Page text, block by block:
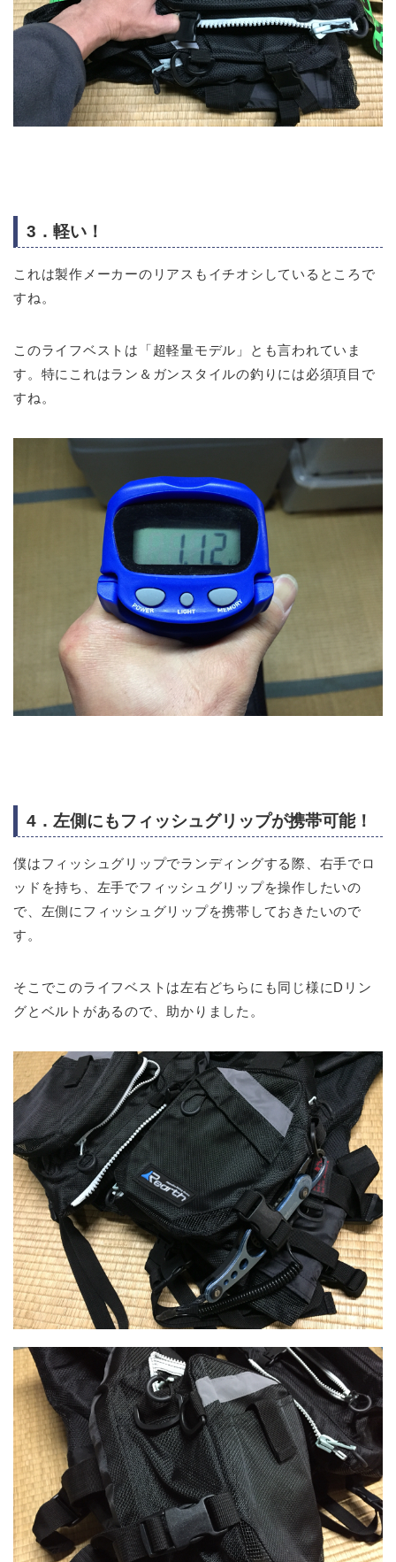
3．軽い！
これは製作メーカーのリアスもイチオシしているところで
すね。
このライフベストは「超軽量モデル」とも言われていま
す。特にこれはラン＆ガンスタイルの釣りには必須項目で
すね。
4．左側にもフィッシュグリップが携帯可能！
僕はフィッシュグリップでランディングする際、右手でロ
ッドを持ち、左手でフィッシュグリップを操作したいの
で、左側にフィッシュグリップを携帯しておきたいので
す。
そこでこのライフベストは左右どちらにも同じ様にDリン
グとベルトがあるので、助かりました。